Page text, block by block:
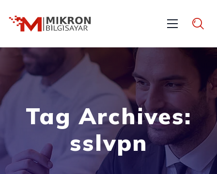
Tag Archives:
sslvpn